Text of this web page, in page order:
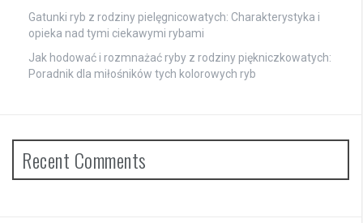
Gatunki ryb z rodziny pielęgnicowatych: Charakterystyka i
opieka nad tymi ciekawymi rybami
Jak hodować i rozmnażać ryby z rodziny piękniczkowatych:
Poradnik dla miłośników tych kolorowych ryb
Recent Comments